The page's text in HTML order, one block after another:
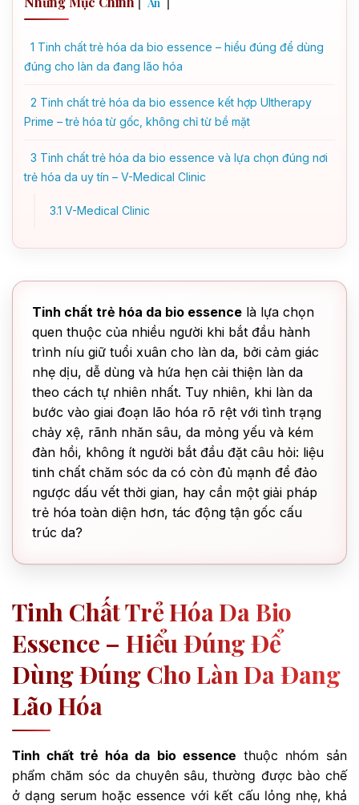
Ẩn
1 Tinh chất trẻ hóa da bio essence – hiểu đúng để dùng
đúng cho làn da đang lão hóa
2 Tinh chất trẻ hóa da bio essence kết hợp Ultherapy
Prime – trẻ hóa từ gốc, không chỉ từ bề mặt
3 Tinh chất trẻ hóa da bio essence và lựa chọn đúng nơi
trẻ hóa da uy tín – V-Medical Clinic
3.1 V-Medical Clinic
Tinh chất trẻ hóa da bio essence là lựa chọn
quen thuộc của nhiều người khi bắt đầu hành
trình níu giữ tuổi xuân cho làn da, bởi cảm giác
nhẹ dịu, dễ dùng và hứa hẹn cải thiện làn da
theo cách tự nhiên nhất. Tuy nhiên, khi làn da
bước vào giai đoạn lão hóa rõ rệt với tình trạng
chảy xệ, rãnh nhăn sâu, da mỏng yếu và kém
đàn hồi, không ít người bắt đầu đặt câu hỏi: liệu
tinh chất chăm sóc da có còn đủ mạnh để đảo
ngược dấu vết thời gian, hay cần một giải pháp
trẻ hóa toàn diện hơn, tác động tận gốc cấu
trúc da?
Tinh Chất Trẻ Hóa Da Bio
Essence – Hiểu Đúng Để
Dùng Đúng Cho Làn Da Đang
Lão Hóa
Tinh chất trẻ hóa da bio essence thuộc nhóm sản
phẩm chăm sóc da chuyên sâu, thường được bào chế
ở dạng serum hoặc essence với kết cấu lỏng nhẹ, khả